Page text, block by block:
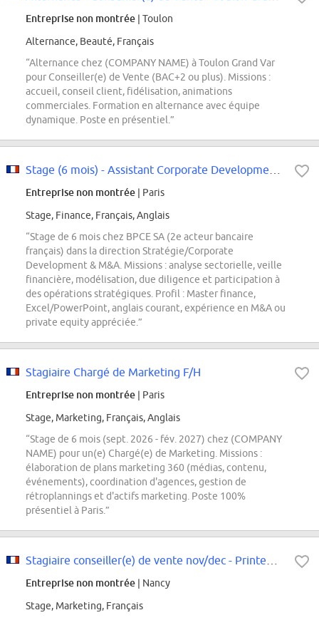
Entreprise non montrée | Toulon
Alternance, Beauté, Français
“Alternance chez (COMPANY NAME) à Toulon Grand Var
pour Conseiller(e) de Vente (BAC+2 ou plus). Missions :
accueil, conseil client, fidélisation, animations
commerciales. Formation en alternance avec équipe
dynamique. Poste en présentiel.”
Entreprise non montrée | Paris
Stage, Finance, Français, Anglais
“Stage de 6 mois chez BPCE SA (2e acteur bancaire
français) dans la direction Stratégie/Corporate
Development & M&A. Missions : analyse sectorielle, veille
financière, modélisation, due diligence et participation à
des opérations stratégiques. Profil : Master finance,
Excel/PowerPoint, anglais courant, expérience en M&A ou
private equity appréciée.”
Stagiaire Chargé de Marketing F/H
Entreprise non montrée | Paris
Stage, Marketing, Français, Anglais
“Stage de 6 mois (sept. 2026 - fév. 2027) chez (COMPANY
NAME) pour un(e) Chargé(e) de Marketing. Missions :
élaboration de plans marketing 360 (médias, contenu,
événements), coordination d'agences, gestion de
rétroplannings et d'actifs marketing. Poste 100%
présentiel à Paris.”
Entreprise non montrée | Nancy
Stage, Marketing, Français